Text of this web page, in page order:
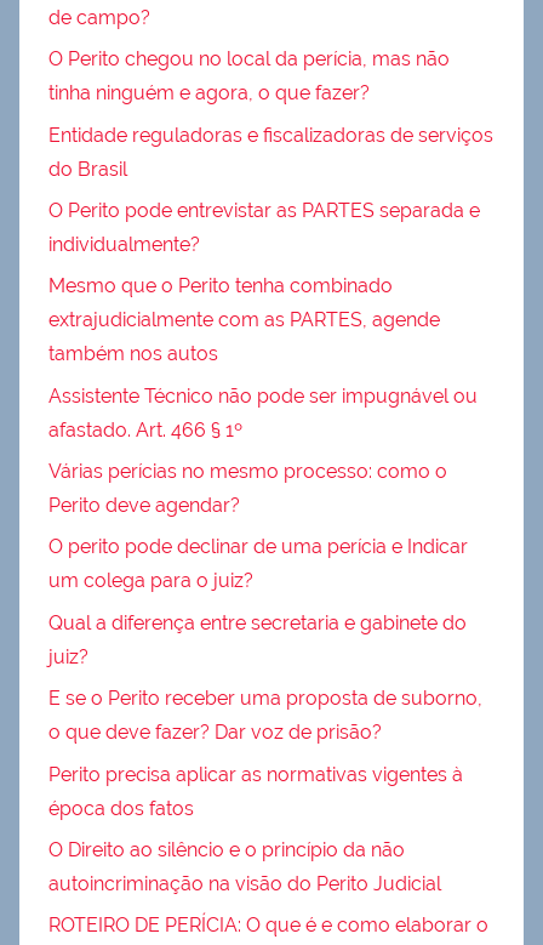
de campo?
O Perito chegou no local da perícia, mas não
tinha ninguém e agora, o que fazer?
Entidade reguladoras e fiscalizadoras de serviços
do Brasil
O Perito pode entrevistar as PARTES separada e
individualmente?
Mesmo que o Perito tenha combinado
extrajudicialmente com as PARTES, agende
também nos autos
Assistente Técnico não pode ser impugnável ou
afastado. Art. 466 § 1º
Várias perícias no mesmo processo: como o
Perito deve agendar?
O perito pode declinar de uma perícia e Indicar
um colega para o juiz?
Qual a diferença entre secretaria e gabinete do
juiz?
E se o Perito receber uma proposta de suborno,
o que deve fazer? Dar voz de prisão?
Perito precisa aplicar as normativas vigentes à
época dos fatos
O Direito ao silêncio e o princípio da não
autoincriminação na visão do Perito Judicial
ROTEIRO DE PERÍCIA: O que é e como elaborar o